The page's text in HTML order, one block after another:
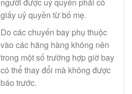
giấy uỷ quyền từ bố mẹ.
Do các chuyến bay phụ thuộc
vào các hãng hàng không nên
trong một số trường hợp giờ bay
có thể thay đổi mà không được
báo trước.